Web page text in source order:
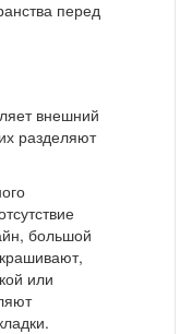
перед
внешний
разделяют
большой
или